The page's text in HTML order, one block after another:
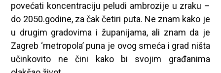
povećati koncentraciju peludi ambrozije u zraku –
do 2050.godine, za čak četiri puta. Ne znam kako je
u drugim gradovima i županijama, ali znam da je
Zagreb ‘metropola’ puna je ovog smeća i grad ništa
učinkovito ne čini kako bi svojim građanima